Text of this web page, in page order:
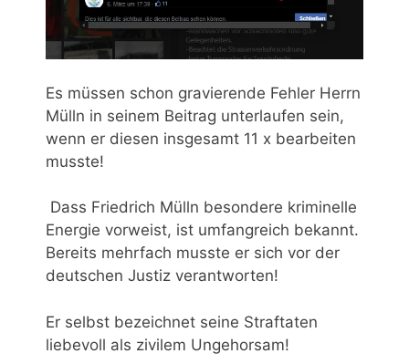
Es müssen schon gravierende Fehler Herrn
Mülln in seinem Beitrag unterlaufen sein,
wenn er diesen insgesamt 11 x bearbeiten
musste!
Dass Friedrich Mülln besondere kriminelle
Energie vorweist, ist umfangreich bekannt.
Bereits mehrfach musste er sich vor der
deutschen Justiz verantworten!
Er selbst bezeichnet seine Straftaten
liebevoll als zivilem Ungehorsam!